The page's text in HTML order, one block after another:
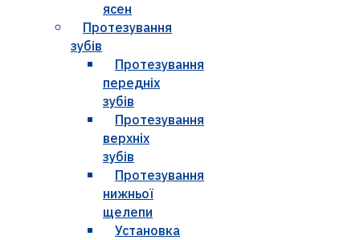
ясен
Протезування
зубів
Протезування
передніх
зубів
Протезування
верхніх
зубів
Протезування
нижньої
щелепи
Установка